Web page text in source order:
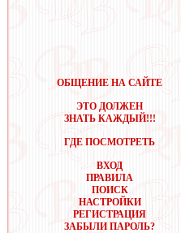
ОБЩЕНИЕ НА САЙТЕ
ЭТО ДОЛЖЕН
ЗНАТЬ КАЖДЫЙ!!!
ГДЕ ПОСМОТРЕТЬ
ВХОД
ПРАВИЛА
ПОИСК
НАСТРОЙКИ
РЕГИСТРАЦИЯ
ЗАБЫЛИ ПАРОЛЬ?